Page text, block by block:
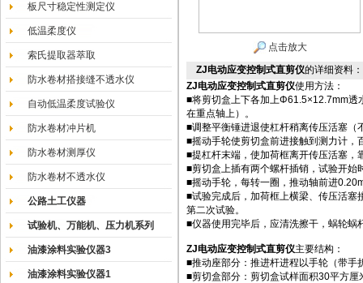
板尺寸稳定性测定仪
低温柔度仪
索氏提取器萃取
防水卷材搭接缝不透水仪
自动低温柔度试验仪
防水卷材冲片机
防水卷材测厚仪
防水卷材不透水仪
公路土工仪器
试验机、万能机、压力机系列
油漆涂料实验仪器3
油漆涂料实验仪器1
点击放大
ZJ电动应变控制式直剪仪的详细资料：
ZJ电动应变控制式直剪仪使用方法：
■将剪切盒上下各加上Φ61.5×12.7mm透
在重点轴上）。
■调整平衡锤进退使杠杆稍离传压活塞
■摇动手轮使剪切盒前进接触到测力计，
■提杠杆末端，使加荷框离开传压活塞，
■剪切盒上插有两个螺杆插销，试验开始
■摇动手轮，每转一圈，推动轴前进
■试验完成后，加荷框上横梁、传压活塞
第二次试验。
■仪器使用完毕后，应清洗擦干，蜗轮蜗
ZJ电动应变控制式直剪仪主要结构：
■推动座部分：推进杆进程以手轮（带
■剪切盒部分：剪切盒试样面积30平方